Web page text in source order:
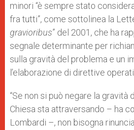
minori “è sempre stato
fra tutti”, come sottolinea la
gravioribus” del 2001, che ha
segnale determinante per
sulla gravità del problema e un
l’elaborazione di direttive
“Se non si può negare la gravità
Chiesa sta attraversando – ha
Lombardi –, non bisogna